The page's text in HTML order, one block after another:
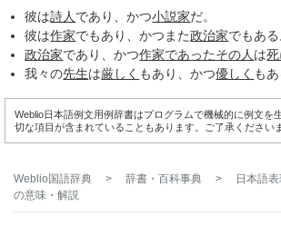
彼は詩人であり、かつ小説家だ。
彼は作家でもあり、かつまた政治家でもある
政治家であり、かつ作家であったその人は
我々の先生は厳しく もあり、かつ優しく もあ
Weblio日本語例文用例辞書はプログラムで機械的に例文を
切な項目が含まれていることもあります。ご了承ください
Weblio国語辞典 > 辞書・百科事典 > 日本語
の意味・解説